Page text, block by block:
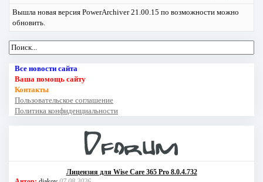
Вышла новая версия PowerArchiver 21.00.15 по возможности можно
обновить.
Все новости сайта
Ваша помощь сайту
Контакты
Пользовательское соглашение
Политика конфиденциальности
Лицензия для Wise Care 365 Pro 8.0.4.732